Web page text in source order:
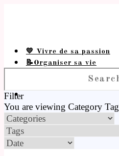
💛 Vivre de sa passion
📝Organiser sa vie
Filter
You are viewing Category Tag